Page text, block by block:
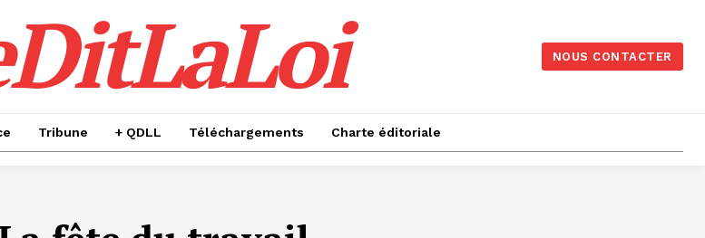
NOUS CONTACTER
Tribune + QDLL Téléchargements Charte éditoriale